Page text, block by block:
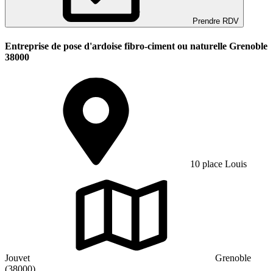
Prendre RDV
Entreprise de pose d'ardoise fibro-ciment ou naturelle Grenoble
38000
10 place Louis
Jouvet
Grenoble
(38000)